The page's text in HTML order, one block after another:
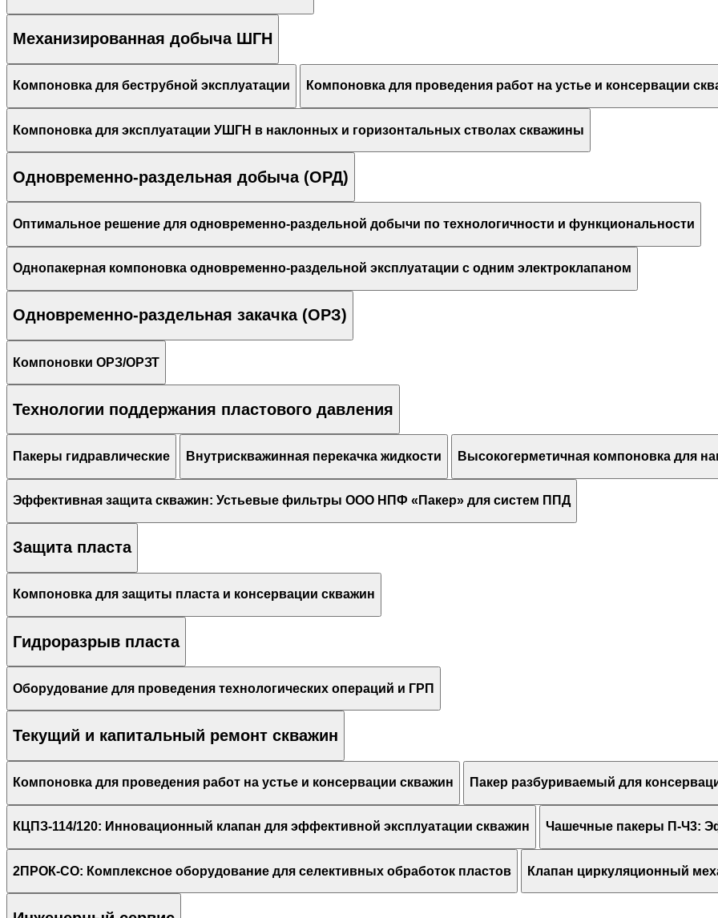
Механизированная добыча ШГН
Компоновка для беструбной эксплуатации Компоновка для проведения работ на устье и консервации
Компоновка для эксплуатации УШГН в наклонных и горизонтальных стволах скважины
Одновременно-раздельная добыча (ОРД)
Оптимальное решение для одновременно-раздельной добычи по технологичности и функциональности
Однопакерная компоновка одновременно-раздельной эксплуатации с одним электроклапаном
Одновременно-раздельная закачка (ОРЗ)
Компоновки ОРЗ/ОРЗТ
Технологии поддержания пластового давления
Пакеры гидравлические Внутрискважинная перекачка жидкости Высокогерметичная компоновка для
Эффективная защита скважин: Устьевые фильтры ООО НПФ «Пакер» для систем ППД
Защита пласта
Компоновка для защиты пласта и консервации скважин
Гидроразрыв пласта
Оборудование для проведения технологических операций и ГРП
Текущий и капитальный ремонт скважин
Компоновка для проведения работ на устье и консервации скважин Пакер разбуриваемый для
КЦПЗ-114/120: Инновационный клапан для эффективной эксплуатации скважин Чашечные пакеры П-Ч3:
2ПРОК-СО: Комплексное оборудование для селективных обработок пластов Клапан циркуляционный